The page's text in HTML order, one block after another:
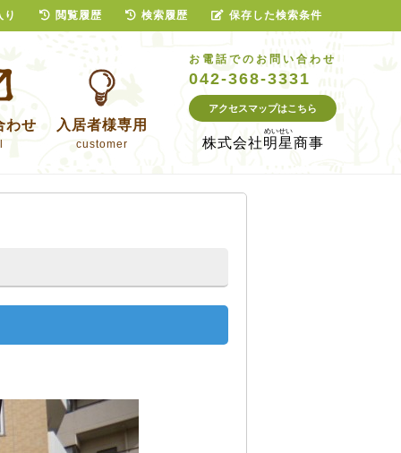
わせ 入居者様専用
customer
お電話でのお問い合わせ
042-368-3331
アクセスマップはこちら
株式会社明星商事
り 閲覧履歴 検索履歴 保存した検索条件